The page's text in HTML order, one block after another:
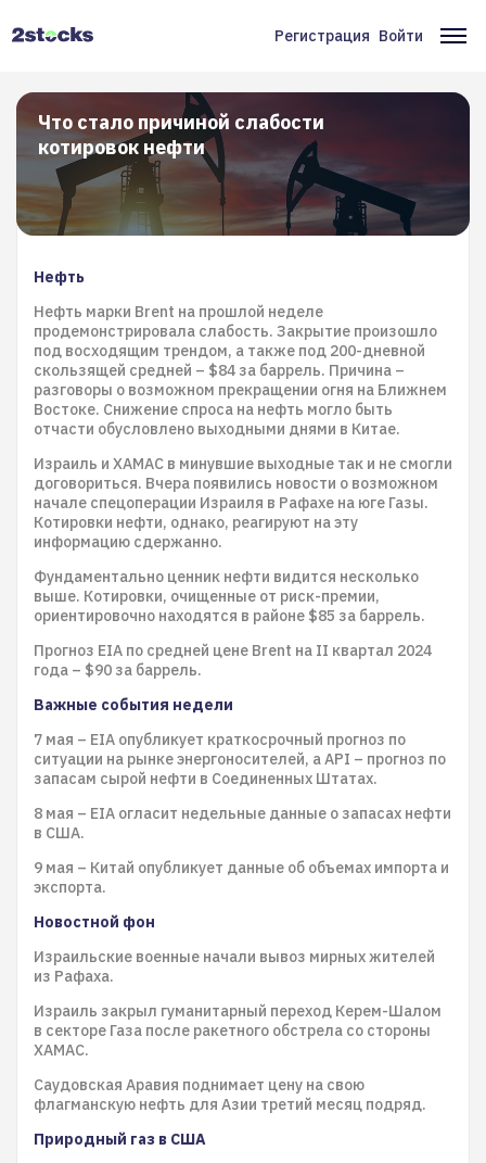
Меню
учётной
записи
пользователя
Регистрация Войти
Что стало причиной слабости
котировок нефти
Нефть
Нефть марки Brent на прошлой неделе
продемонстрировала слабость. Закрытие произошло
под восходящим трендом, а также под 200-дневной
скользящей средней – $84 за баррель. Причина –
разговоры о возможном прекращении огня на Ближнем
Востоке. Снижение спроса на нефть могло быть
отчасти обусловлено выходными днями в Китае.
Израиль и ХАМАС в минувшие выходные так и не смогли
договориться. Вчера появились новости о возможном
начале спецоперации Израиля в Рафахе на юге Газы.
Котировки нефти, однако, реагируют на эту
информацию сдержанно.
Фундаментально ценник нефти видится несколько
выше. Котировки, очищенные от риск-премии,
ориентировочно находятся в районе $85 за баррель.
Прогноз EIA по средней цене Brent на II квартал 2024
года – $90 за баррель.
Важные события недели
7 мая – EIA опубликует краткосрочный прогноз по
ситуации на рынке энергоносителей, а API – прогноз по
запасам сырой нефти в Соединенных Штатах.
8 мая – EIA огласит недельные данные о запасах нефти
в США.
9 мая – Китай опубликует данные об объемах импорта и
экспорта.
Новостной фон
Израильские военные начали вывоз мирных жителей
из Рафаха.
Израиль закрыл гуманитарный переход Керем-Шалом
в секторе Газа после ракетного обстрела со стороны
ХАМАС.
Саудовская Аравия поднимает цену на свою
флагманскую нефть для Азии третий месяц подряд.
Природный газ в США